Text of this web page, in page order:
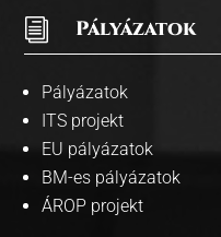
i Pályázatok
Pályázatok
ITS projekt
EU pályázatok
BM-es pályázatok
ÁROP projekt